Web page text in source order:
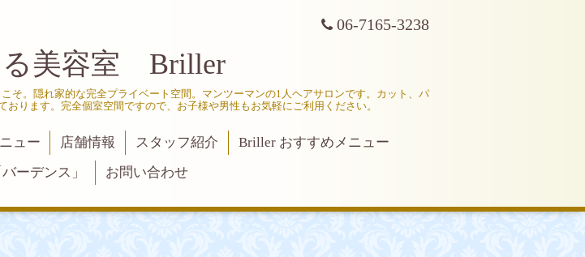
06-7165-3238
る美容室 Briller
そ。隠れ家的な完全プライベート空間。マンツーマンの1人ヘアサロンです。カット、パ
ります。完全個室空間ですので、お子様や男性もお気軽にご利用ください。
ュー 店舗情報 スタッフ紹介
Briller おすすめメニュー
ーデンス」
お問い合わせ